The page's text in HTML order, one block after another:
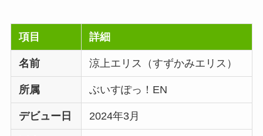
項目 詳細
名前 涼上エリス（すずかみエリス）
所属 ぶいすぽっ！EN
デビュー日 2024年3月